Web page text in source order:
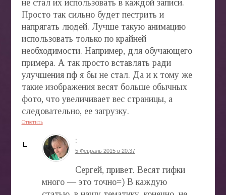
не стал их использовать в каждой записи.
Просто так сильно будет пестрить и
напрягать людей. Лучше такую анимацию
использовать только по крайней
необходимости. Например, для обучающего
примера. А так просто вставлять ради
улучшения пф я бы не стал. Да и к тому же
такие изображения весят больше обычных
фото, что увеличивает вес страницы, а
следовательно, ее загрузку.
Ответить
:
5 Февраль 2015 в 20:37
Сергей, привет. Весят гифки
много — это точно=) В каждую